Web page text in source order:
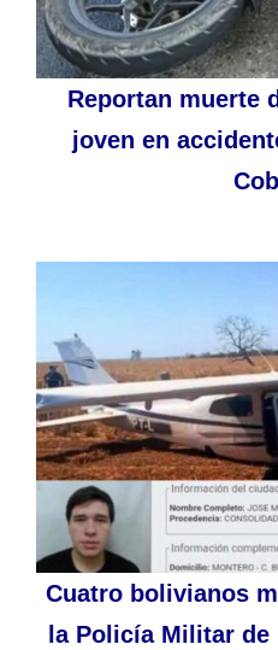
Reportan muerte
joven en
Cuatro bolivianos
la Policía Militar